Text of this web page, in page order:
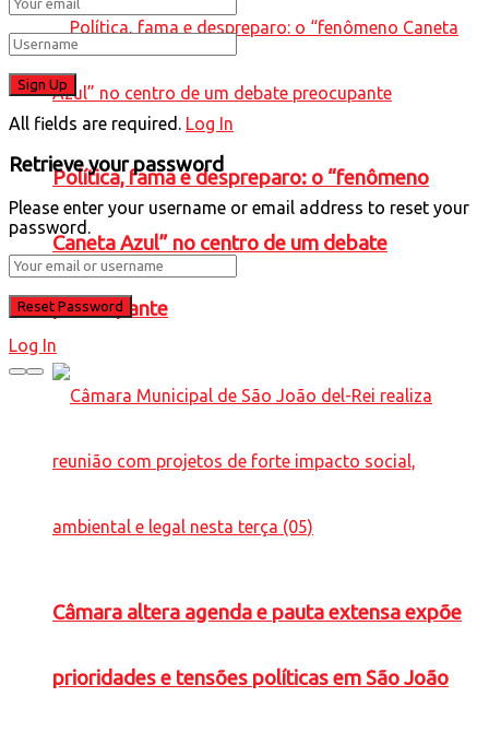
Política, fama e despreparo: o “fenômeno
Caneta Azul” no centro de um debate
preocupante
Câmara altera agenda e pauta extensa expõe
prioridades e tensões políticas em São João
All fields are required. Log In
Retrieve your password
Please enter your username or email address to reset your
password.
Log In